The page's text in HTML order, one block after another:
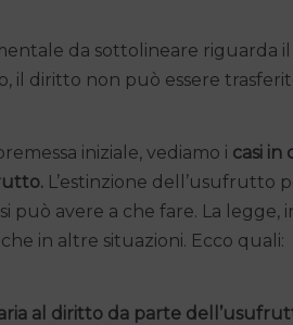
da sottolineare riguarda
il diritto non può essere
iniziale, vediamo i casi in
L’estinzione dell’usufrutto
può avere a che fare. La
in altre situazioni. Ecco quali:
al diritto da parte